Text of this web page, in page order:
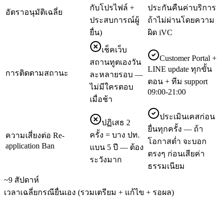
อัตราอนุมัติเฉลี่ย
กับโปรไฟล์ +
ประสบการณ์ผู้
ยื่น)
ประกันคืนค่าบริการ
ถ้าไม่ผ่านโดยความ
ผิด iVC
การติดตามสถานะ
เช็คเว็บ
สถานทูตเองวัน
ละหลายรอบ —
ไม่มีใครตอบ
เมื่อช้า
Customer Portal +
LINE update ทุกขั้น
ตอน + ทีม support
09:00-21:00
ความเสี่ยงต่อ Re-
application Ban
ปฏิเสธ 2
ครั้ง = บาง ปท.
แบน 5 ปี — ต้อง
ระวังมาก
ประเมินเคสก่อน
ยื่นทุกครั้ง — ถ้า
โอกาสต่ำ จะบอก
ตรงๆ ก่อนเสียค่า
ธรรมเนียม
~9 สัปดาห์
เวลาเฉลี่ยกรณียื่นเอง (รวมเตรียม + แก้ไข + รอผล)